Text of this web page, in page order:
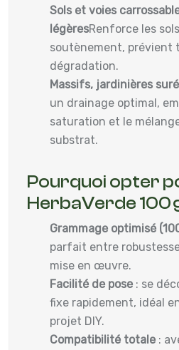
Sols et voies
légèresRenforce les
soutènement, prévient
dégradation.
Massifs, jardinières
un drainage optimal,
saturation et le
substrat.
Pourquoi opter
HerbaVerde 100
Grammage optimisé
parfait entre
mise en œuvre.
Facilité de pose : se
fixe rapidement, idéal
projet DIY.
Compatibilité totale :